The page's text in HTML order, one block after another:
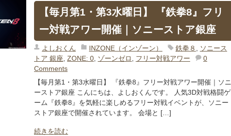
【毎月第1・第3水曜日】 『鉄拳8』フリ
ー対戦アワー開催｜ソニーストア銀座
よしおくん INZONE（インゾーン） 鉄拳８
ソニース
トア 銀座 ZONE: 0, ゾーンゼロ フリー対戦アワー
0
Comments
【毎月第1・第3水曜日】 『鉄拳8』フリー対戦アワー開催｜ソニ
ーストア銀座 こんにちは、よしおくんです。 人気3D対戦格闘ゲ
ーム『鉄拳8』を気軽に楽しめるフリー対戦イベントが、ソニー
ストア銀座で開催されています。 会場と […]
続きを読む